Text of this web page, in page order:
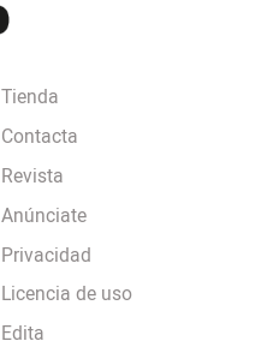
Tienda
Contacta
Revista
Anúnciate
Privacidad
Licencia de uso
Edita